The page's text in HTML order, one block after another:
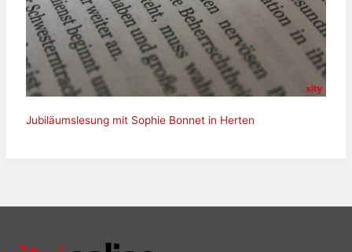
Jubiläumslesung mit Sophie Bonnet in Herten